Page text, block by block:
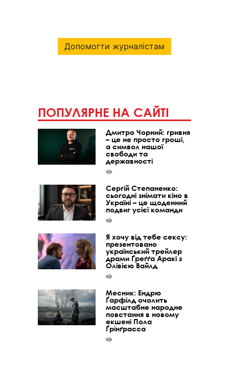
Допомогти журналістам
ПОПУЛЯРНЕ НА САЙТІ
Дмитро Чорний: гривня
– це не просто гроші,
а символ нашої
свободи та
державності
Сергій Степаненко:
сьогодні знімати кіно в
Україні – це щоденний
подвиг усієї команди
Я хочу від тебе сексу:
презентовано
український трейлер
драми Ґреґґа Аракі з
Олівією Вайлд
Месник: Ендрю
Ґарфілд очолить
масштабне народне
повстання в новому
екшені Пола
Ґрінґрасса